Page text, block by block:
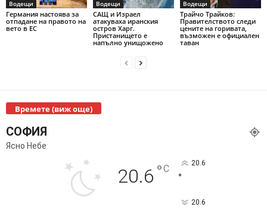
Водещи
Германия настоява за
отпадане на правото на
вето в ЕС
Водещи
САЩ и Израел
атакуваха иранския
остров Харг.
Пристанището е
напълно унищожено
Водещи
Трайчо Трайков:
Правителството следи
цените на горивата,
възможен е официален
таван
Времете (виж още)
СОФИЯ
Ясно Небе
20.6 °C 20.6
°
20.6